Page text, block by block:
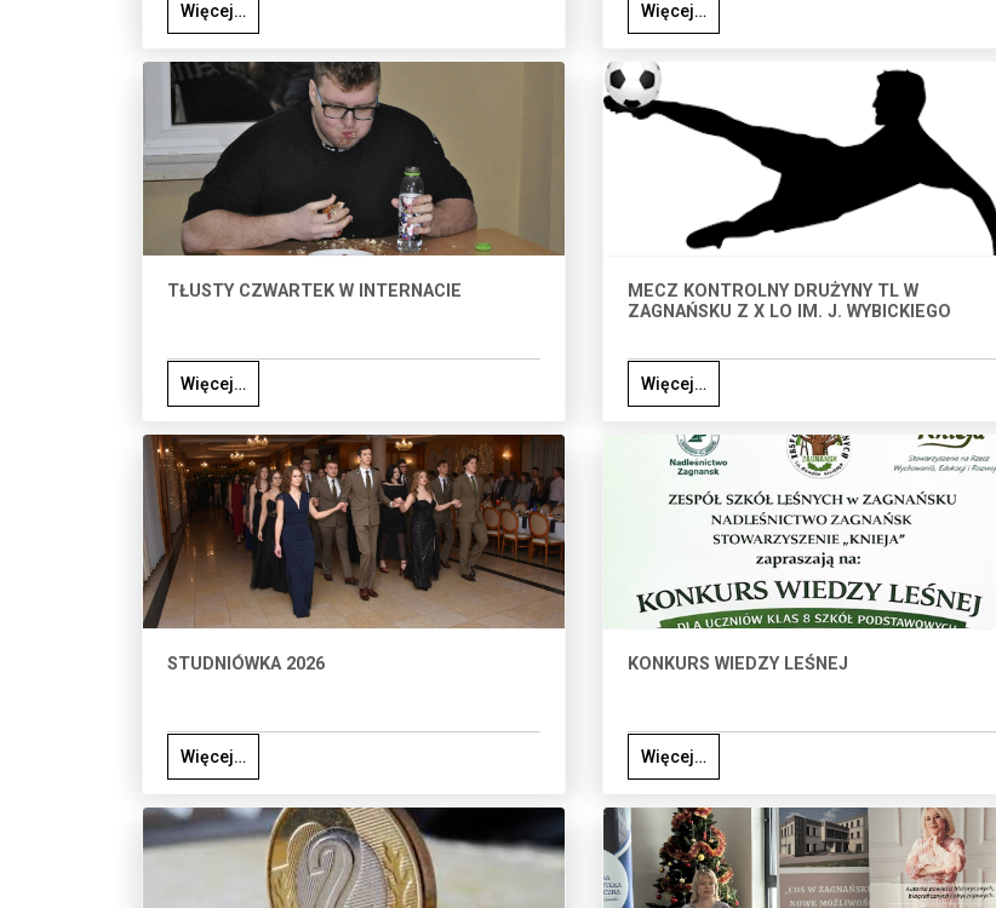
Więcej… Więcej…
TŁUSTY CZWARTEK W INTERNACIE
Więcej…
MECZ KONTROLNY DRUŻYNY TL W
ZAGNAŃSKU Z X LO IM. J. WYBICKIEGO
Więcej…
STUDNIÓWKA 2026
Więcej…
KONKURS WIEDZY LEŚNEJ
Więcej…